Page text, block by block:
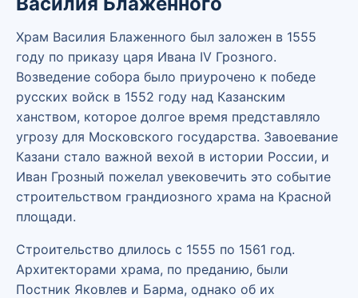
Храм Василия Блаженного был заложен в 1555
году по приказу царя Ивана IV Грозного.
Возведение собора было приурочено к победе
русских войск в 1552 году над Казанским
ханством, которое долгое время представляло
угрозу для Московского государства. Завоевание
Казани стало важной вехой в истории России, и
Иван Грозный пожелал увековечить это событие
строительством грандиозного храма на Красной
площади.
Строительство длилось с 1555 по 1561 год.
Архитекторами храма, по преданию, были
Постник Яковлев и Барма, однако об их